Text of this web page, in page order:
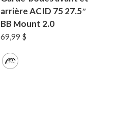
arrière ACID 75 27.5″
BB Mount 2.0
69,99 $